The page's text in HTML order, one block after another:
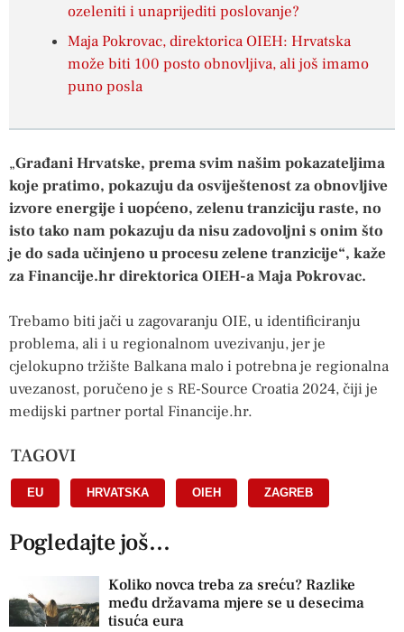
ozeleniti i unaprijediti poslovanje?
Maja Pokrovac, direktorica OIEH: Hrvatska
može biti 100 posto obnovljiva, ali još imamo
puno posla
„Građani Hrvatske, prema svim našim pokazateljima
koje pratimo, pokazuju da osviještenost za obnovljive
izvore energije i uopćeno, zelenu tranziciju raste, no
isto tako nam pokazuju da nisu zadovoljni s onim što
je do sada učinjeno u procesu zelene tranzicije“, kaže
za Financije.hr direktorica OIEH-a Maja Pokrovac.
Trebamo biti jači u zagovaranju OIE, u identificiranju
problema, ali i u regionalnom uvezivanju, jer je
cjelokupno tržište Balkana malo i potrebna je regionalna
uvezanost, poručeno je s RE-Source Croatia 2024, čiji je
medijski partner portal Financije.hr.
TAGOVI
EU HRVATSKA OIEH ZAGREB
Pogledajte još...
Koliko novca treba za sreću? Razlike
među državama mjere se u desecima
tisuća eura